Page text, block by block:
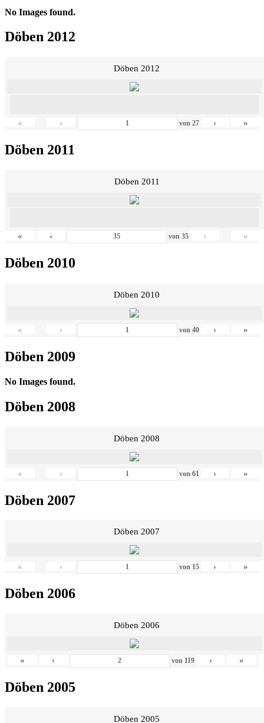
No Images found.
Döben 2012
Döben 2012
« ‹ von 27 › »
Döben 2011
Döben 2011
« ‹ von35 › »
Döben 2010
Döben 2010
« ‹ von 40 › »
Döben 2009
No Images found.
Döben 2008
Döben 2008
« ‹ von 61 › »
Döben 2007
Döben 2007
« ‹ von 15 › »
Döben 2006
Döben 2006
« ‹ von 119 › »
Döben 2005
Döben 2005